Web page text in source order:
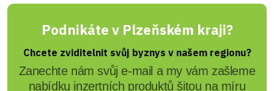
Podnikáte v Plzeňském kraji?
Chcete zviditelnit svůj byznys v našem regionu?
Zanechte nám svůj e-mail a my vám zašleme
nabídku inzertních produktů šitou na míru